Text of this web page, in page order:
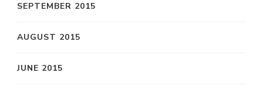
SEPTEMBER 2015
AUGUST 2015
JUNE 2015